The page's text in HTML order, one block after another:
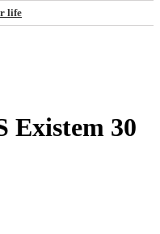
life
Existem 30